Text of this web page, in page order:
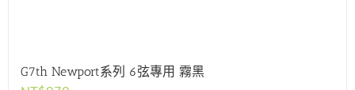
G7th Newport系列 6弦專用 霧黑